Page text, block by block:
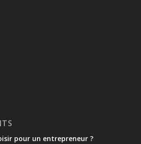
pour un entrepreneur ?